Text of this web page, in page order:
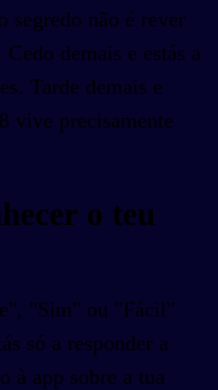
segredo não é rever
Cedo demais e estás a
Tarde demais e
vive precisamente
o teu
"Sim" ou "Fácil"
só a responder a
à app sobre a tua